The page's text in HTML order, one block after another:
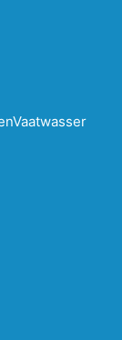
Vaatwasser